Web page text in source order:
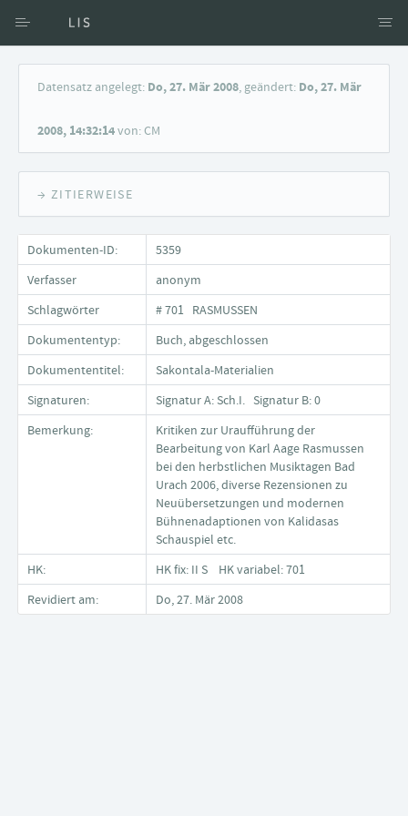
Zugang über Verfasser
Suche nach Schlagwort
Datensatz angelegt: Do, 27. Mär 2008, geändert: Do, 27. Mär
2008, 14:32:14von: CM
→ ZITIERWEISE
Dokumenten-ID:
5359
Verfasser
anonym
Schlagwörter
# 701 RASMUSSEN
Dokumententyp:
Buch, abgeschlossen
Dokumententitel:
Sakontala-Materialien
Signaturen:
Signatur A: Sch.I. Signatur B: 0
Bemerkung:
Kritiken zur Uraufführung der
Bearbeitung von Karl Aage Rasmussen
bei den herbstlichen Musiktagen Bad
Urach 2006, diverse Rezensionen zu
Neuübersetzungen und modernen
Bühnenadaptionen von Kalidasas
Schauspiel etc.
HK:
HK fix: II S HK variabel: 701
Revidiert am:
Do, 27. Mär 2008